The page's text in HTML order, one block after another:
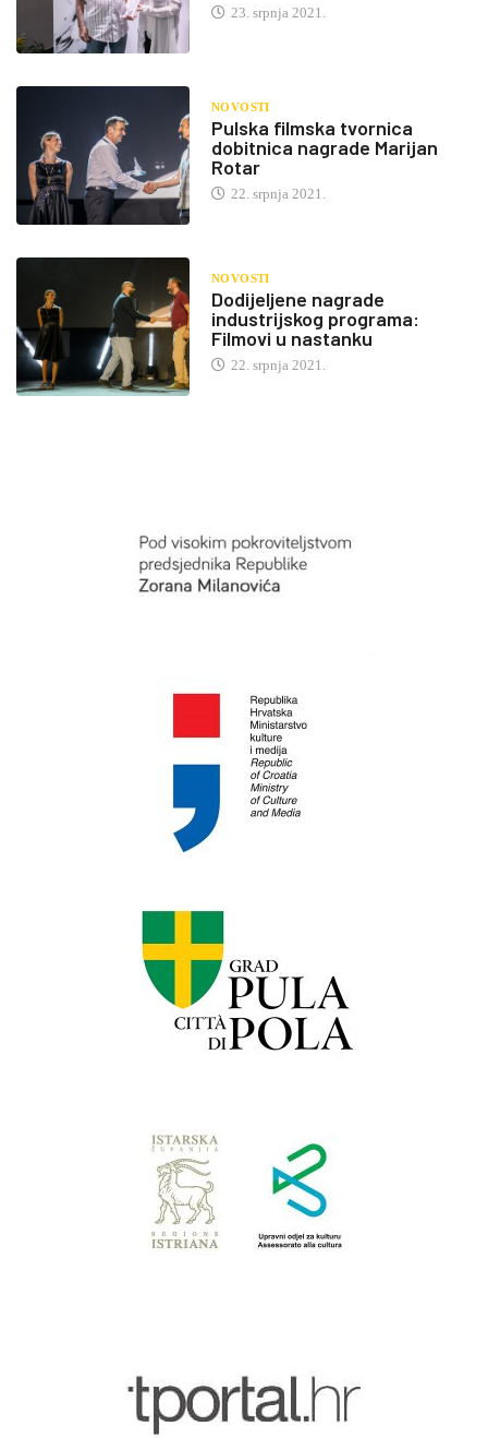
23. srpnja 2021.
NOVOSTI
Pulska filmska tvornica
dobitnica nagrade Marijan
Rotar
22. srpnja 2021.
NOVOSTI
Dodijeljene nagrade
industrijskog programa:
Filmovi u nastanku
22. srpnja 2021.